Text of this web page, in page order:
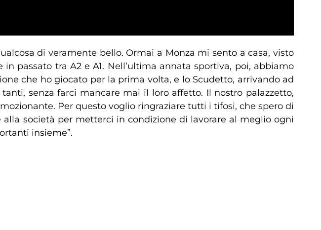
di veramente bello. Ormai a Monza mi sento a casa, visto
passato tra A2 e A1. Nell’ultima annata sportiva, poi, abbiamo
che ho giocato per la prima volta, e lo Scudetto, arrivando ad
senza farci mancare mai il loro affetto. Il nostro palazzetto,
Per questo voglio ringraziare tutti i tifosi, che spero di
società per metterci in condizione di lavorare al meglio ogni
insieme”.